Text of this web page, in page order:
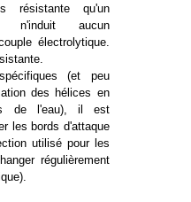
résistante qu'un
n'induit aucun
électrolytique.
(et peu
des hélices en
de l'eau), il est
les bords d'attaque
utilisé pour les
régulièrement